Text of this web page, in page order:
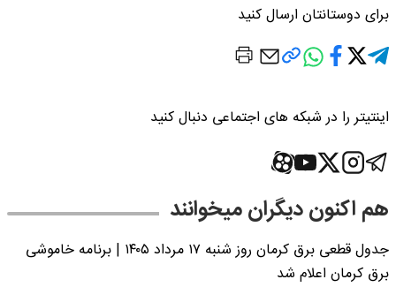
برای دوستانتان ارسال کنید
اینتیتر را در شبکه های اجتماعی دنبال کنید
هم اکنون دیگران میخوانند
جدول قطعی برق کرمان روز شنبه ۱۷ مرداد ۱۴۰۵ | برنامه خاموشی
برق کرمان اعلام شد